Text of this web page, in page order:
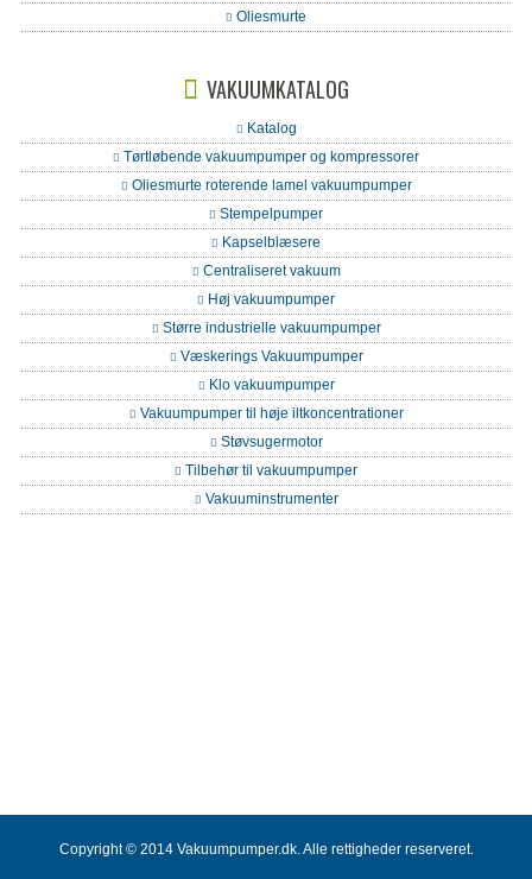
Oliesmurte
VAKUUMKATALOG
Katalog
Tørtløbende vakuumpumper og kompressorer
Oliesmurte roterende lamel vakuumpumper
Stempelpumper
Kapselblæsere
Centraliseret vakuum
Høj vakuumpumper
Større industrielle vakuumpumper
Væskerings Vakuumpumper
Klo vakuumpumper
Vakuumpumper til høje iltkoncentrationer
Støvsugermotor
Tilbehør til vakuumpumper
Vakuuminstrumenter
Copyright © 2014 Vakuumpumper.dk. Alle rettigheder reserveret.